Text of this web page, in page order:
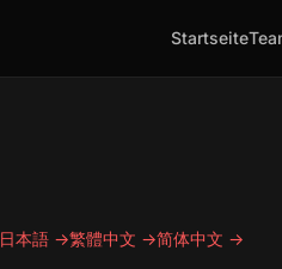
Startseite
日本語 →繁體中文 →简体中文 →